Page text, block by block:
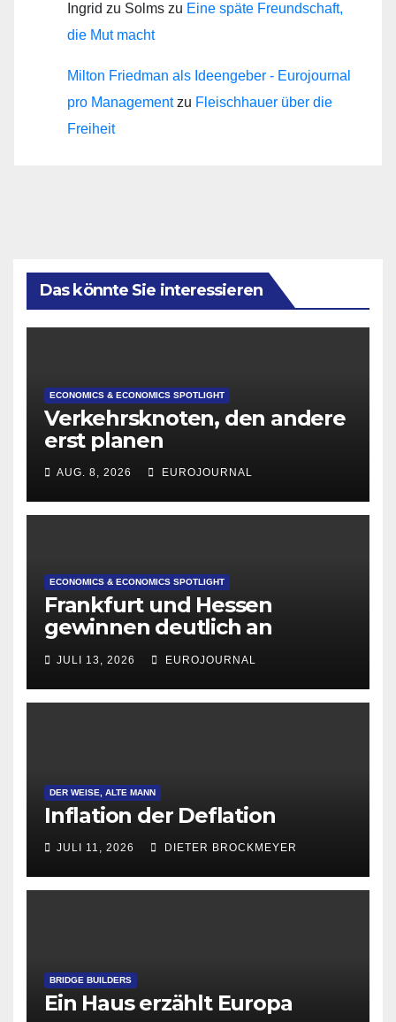
Ingrid zu Solms zu Eine späte Freundschaft,
die Mut macht
Milton Friedman als Ideengeber - Eurojournal
pro Managementzu Fleischhauer über die
Freiheit
Das könnte Sie interessieren
ECONOMICS & ECONOMICS SPOTLIGHT
Verkehrsknoten, den andere
erst planen
AUG. 8, 2026 EUROJOURNAL
ECONOMICS & ECONOMICS SPOTLIGHT
Frankfurt und Hessen
gewinnen deutlich an
Attraktivität für Startup-
Gründungen
JULI 13, 2026 EUROJOURNAL
DER WEISE, ALTE MANN
Inflation der Deflation
JULI 11, 2026 DIETER BROCKMEYER
BRIDGE BUILDERS
Ein Haus erzählt Europa